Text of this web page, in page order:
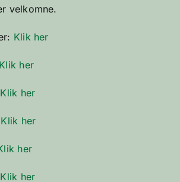
velkomne.
Klik her
Klik her
Klik her
Klik her
her
Klik her